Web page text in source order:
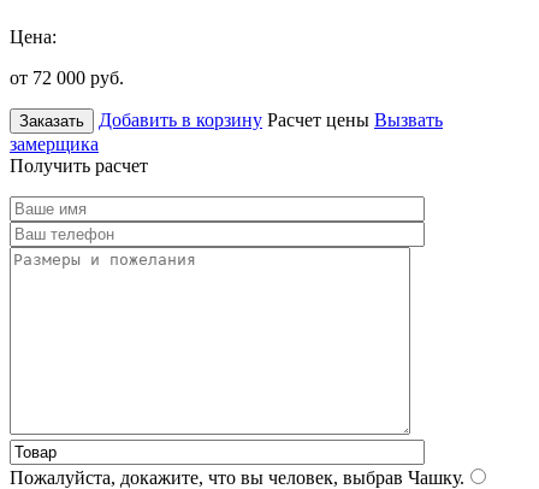
Цена:
от 72 000 руб.
Заказать Добавить в корзину Расчет цены Вызвать
замерщика
Получить расчет
Пожалуйста, докажите, что вы человек, выбрав Чашку.